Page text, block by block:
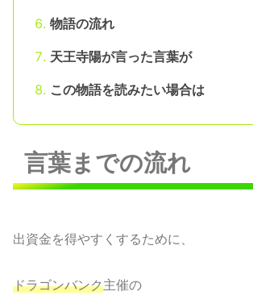
物語の流れ
天王寺陽が言った言葉が
この物語を読みたい場合は
言葉までの流れ
出資金を得やすくするために、
ドラゴンバンク主催の